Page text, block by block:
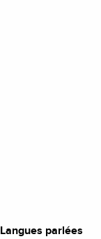
Langues parlées
Langues parlées